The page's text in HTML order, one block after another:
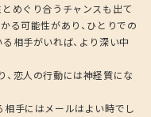
めぐり合うチャンスも出て
る可能性があり、ひとりでの
相手がいれば、より深い中
恋人の行動には神経質にな
手にはメールはよい時でし